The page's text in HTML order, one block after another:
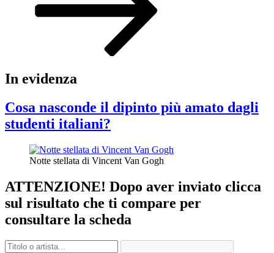
In evidenza
Cosa nasconde il dipinto più amato dagli
studenti italiani?
Notte stellata di Vincent Van Gogh
ATTENZIONE! Dopo aver inviato clicca
sul risultato che ti compare per
consultare la scheda